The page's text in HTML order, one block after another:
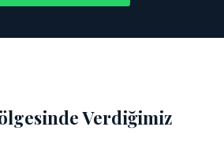
Verdiğimiz